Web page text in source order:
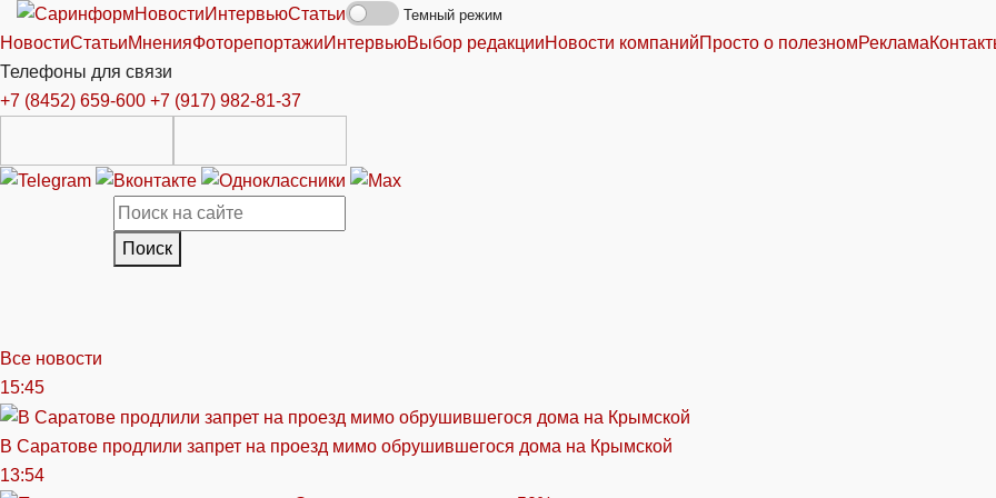
НовостиИнтервьюСтатьи Темный режим
НовостиСтатьиМненияФоторепортажиИнтервьюВыбор редакцииНовости компанийПросто о полезномРеклама
Телефоны для связи
+7 (8452) 659-600 +7 (917) 982-81-37
Поиск
Все новости
15:45
В Саратове продлили запрет на проезд мимо обрушившегося дома на Крымской
13:54